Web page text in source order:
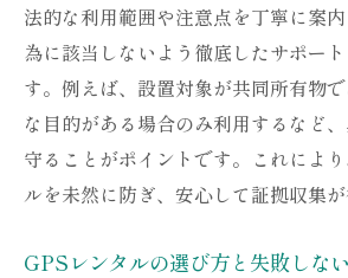
調査後の不安を解消する
体制
証拠提出や法的手続きに役
ル支援
夫婦の窓口が提供する安心
ート
GPSレンタル証拠の有効活
法的な利用範囲や注意点を丁寧に案
為に該当しないよう徹底したサポー
す。例えば、設置対象が共同所有物
な目的がある場合のみ利用するなど
守ることがポイントです。これによ
ルを未然に防ぎ、安心して証拠収集が
GPSレンタルの選び方と失敗しな